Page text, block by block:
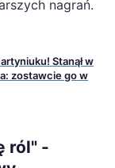
nagrań.
Stanął w
zostawcie go w
ról" -